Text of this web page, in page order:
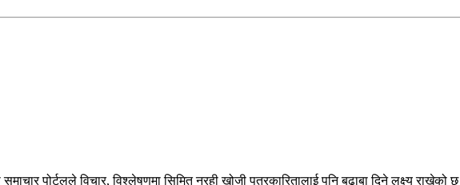
पोर्टलले विचार, विश्लेषणमा सिमित नरही खोजी पत्रकारितालाई पनि बढाबा दिने लक्ष्य राखेको